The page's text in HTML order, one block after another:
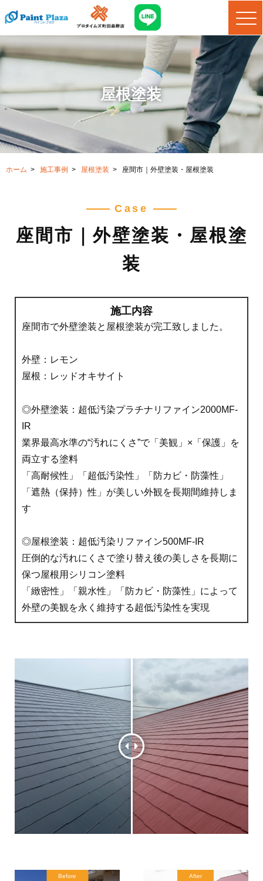
屋根塗装
ホーム > 施工事例 > 屋根塗装 > 座間市｜外壁塗装・屋根塗装
Case
座間市｜外壁塗装・屋根塗
装
施工内容
座間市で外壁塗装と屋根塗装が完工致しました。
外壁：レモン
屋根：レッドオキサイト
◎外壁塗装：超低汚染プラチナリファイン2000MF-
IR
業界最高水準の“汚れにくさ”で「美観」×「保護」を
両立する塗料
「高耐候性」「超低汚染性」「防カビ・防藻性」
「遮熱（保持）性」が美しい外観を長期間維持しま
す
◎屋根塗装：超低汚染リファイン500MF-IR
圧倒的な汚れにくさで塗り替え後の美しさを長期に
保つ屋根用シリコン塗料
「緻密性」「親水性」「防カビ・防藻性」によって
外壁の美観を永く維持する超低汚染性を実現
Before After